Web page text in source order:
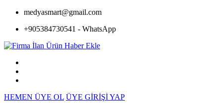
medyasmart@gmail.com
+905384730541 - WhatsApp
HEMEN ÜYE OL ÜYE GİRİŞİ YAP